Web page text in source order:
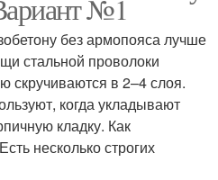
№1
без армопояса лучше
стальной проволоки
скручиваются в 2–4 слоя.
когда укладывают
кладку. Как
несколько строгих